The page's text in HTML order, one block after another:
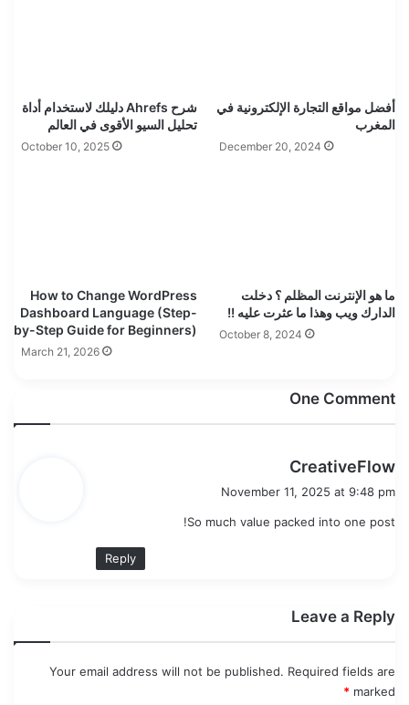
شرح Ahrefs دليلك لاستخدام أداة
تحليل السيو الأقوى في العالم
October 10, 2025
أفضل مواقع التجارة الإلكترونية في
المغرب
December 20, 2024
How to Change WordPress
Dashboard Language (Step-
by-Step Guide for Beginners)
March 21, 2026
ما هو الإنترنت المظلم ؟ دخلت
الدارك ويب وهذا ما عثرت عليه !!
October 8, 2024
One Comment
CreativeFlow
a
s
November 11, 2025 at 9:48 pm
So much value packed into one post!
Reply
Leave a Reply
Your email address will not be published. Required fields are
marked
*